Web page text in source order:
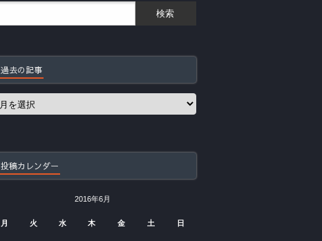
過去の記事
投稿カレンダー
2016年6月
月 火 水 木 金 土 日